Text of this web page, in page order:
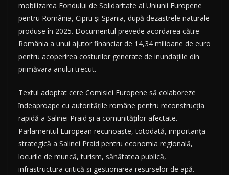
mobilizarea Fondului de Solidaritate al Uniunii Europene
pentru România, Cipru și Spania, după dezastrele naturale
produse în 2025. Documentul prevede acordarea către
România a unui ajutor financiar de 14,34 milioane de euro
pentru acoperirea costurilor generate de inundațiile din
primăvara anului trecut.
Textul adoptat cere Comisiei Europene să colaboreze
îndeaproape cu autoritățile române pentru reconstrucția
rapidă a Salinei Praid și a comunităților afectate.
Parlamentul European recunoaște, totodată, importanța
strategică a Salinei Praid pentru economia regională,
locurile de muncă, turism, sănătatea publică,
infrastructura critică și gestionarea resurselor de apă.